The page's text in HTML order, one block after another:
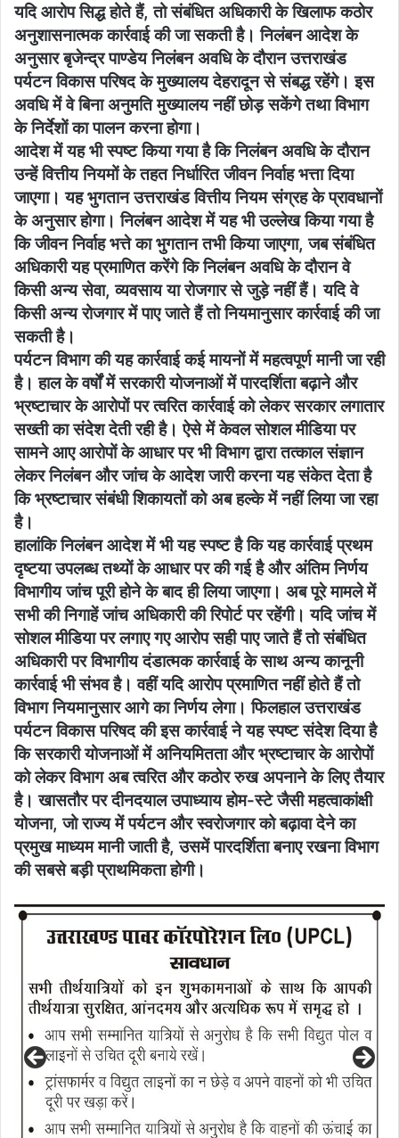
यदि आरोप सिद्ध होते हैं, तो संबंधित अधिकारी के खिलाफ कठोर
अनुशासनात्मक कार्रवाई की जा सकती है। निलंबन आदेश के
अनुसार बृजेन्द्र पाण्डेय निलंबन अवधि के दौरान उत्तराखंड
पर्यटन विकास परिषद के मुख्यालय देहरादून से संबद्ध रहेंगे। इस
अवधि में वे बिना अनुमति मुख्यालय नहीं छोड़ सकेंगे तथा विभाग
के निर्देशों का पालन करना होगा।
आदेश में यह भी स्पष्ट किया गया है कि निलंबन अवधि के दौरान
उन्हें वित्तीय नियमों के तहत निर्धारित जीवन निर्वाह भत्ता दिया
जाएगा। यह भुगतान उत्तराखंड वित्तीय नियम संग्रह के प्रावधानों
के अनुसार होगा। निलंबन आदेश में यह भी उल्लेख किया गया है
कि जीवन निर्वाह भत्ते का भुगतान तभी किया जाएगा, जब संबंधित
अधिकारी यह प्रमाणित करेंगे कि निलंबन अवधि के दौरान वे
किसी अन्य सेवा, व्यवसाय या रोजगार से जुड़े नहीं हैं। यदि वे
किसी अन्य रोजगार में पाए जाते हैं तो नियमानुसार कार्रवाई की जा
सकती है।
पर्यटन विभाग की यह कार्रवाई कई मायनों में महत्वपूर्ण मानी जा रही
है। हाल के वर्षों में सरकारी योजनाओं में पारदर्शिता बढ़ाने और
भ्रष्टाचार के आरोपों पर त्वरित कार्रवाई को लेकर सरकार लगातार
सख्ती का संदेश देती रही है। ऐसे में केवल सोशल मीडिया पर
सामने आए आरोपों के आधार पर भी विभाग द्वारा तत्काल संज्ञान
लेकर निलंबन और जांच के आदेश जारी करना यह संकेत देता है
कि भ्रष्टाचार संबंधी शिकायतों को अब हल्के में नहीं लिया जा रहा
है।
हालांकि निलंबन आदेश में भी यह स्पष्ट है कि यह कार्रवाई प्रथम
दृष्टया उपलब्ध तथ्यों के आधार पर की गई है और अंतिम निर्णय
विभागीय जांच पूरी होने के बाद ही लिया जाएगा। अब पूरे मामले में
सभी की निगाहें जांच अधिकारी की रिपोर्ट पर रहेंगी। यदि जांच में
सोशल मीडिया पर लगाए गए आरोप सही पाए जाते हैं तो संबंधित
अधिकारी पर विभागीय दंडात्मक कार्रवाई के साथ अन्य कानूनी
कार्रवाई भी संभव है। वहीं यदि आरोप प्रमाणित नहीं होते हैं तो
विभाग नियमानुसार आगे का निर्णय लेगा। फिलहाल उत्तराखंड
पर्यटन विकास परिषद की इस कार्रवाई ने यह स्पष्ट संदेश दिया है
कि सरकारी योजनाओं में अनियमितता और भ्रष्टाचार के आरोपों
को लेकर विभाग अब त्वरित और कठोर रुख अपनाने के लिए तैयार
है। खासतौर पर दीनदयाल उपाध्याय होम-स्टे जैसी महत्वाकांक्षी
योजना, जो राज्य में पर्यटन और स्वरोजगार को बढ़ावा देने का
प्रमुख माध्यम मानी जाती है, उसमें पारदर्शिता बनाए रखना विभाग
की सबसे बड़ी प्राथमिकता होगी।